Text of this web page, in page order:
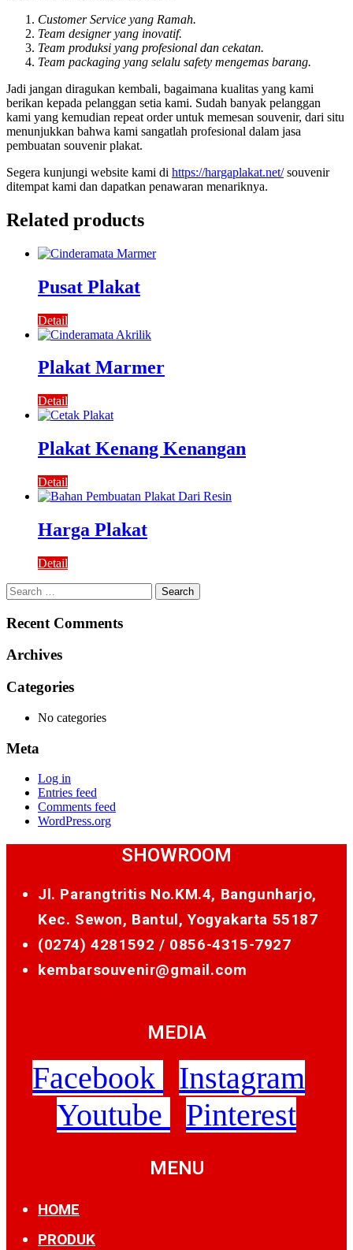
Customer Service yang Ramah.
Team designer yang inovatif.
Team produksi yang profesional dan cekatan.
Team packaging yang selalu safety mengemas barang.
Jadi jangan diragukan kembali, bagaimana kualitas yang kami
berikan kepada pelanggan setia kami. Sudah banyak pelanggan
kami yang kemudian repeat order untuk memesan souvenir, dari situ
menunjukkan bahwa kami sangatlah profesional dalam jasa
pembuatan souvenir plakat.
Segera kunjungi website kami di https://hargaplakat.net/souvenir
ditempat kami dan dapatkan penawaran menariknya.
Related products
Pusat Plakat
Detail
Plakat Marmer
Detail
Plakat Kenang Kenangan
Detail
Harga Plakat
Detail
Search
for:
Recent Comments
Archives
Categories
No categories
Meta
Log in
Entries feed
Comments feed
WordPress.org
SHOWROOM
Jl. Parangtritis No.KM.4, Bangunharjo,
Kec. Sewon, Bantul, Yogyakarta 55187
(0274) 4281592 / 0856-4315-7927
kembarsouvenir@gmail.com
MEDIA
Facebook
Instagram
Youtube
Pinterest
MENU
HOME
PRODUK